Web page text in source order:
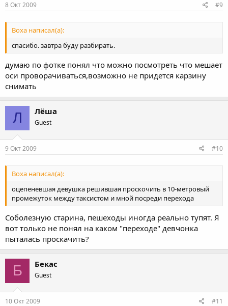
8 Окт 2009 #9
Boxa написал(а):
спасибо. завтра буду разбирать.
думаю по фотке понял что можно посмотреть что мешает
оси проворачиваться,возможно не придется карзину
снимать
Л Лёша
Guest
9 Окт 2009 #10
Boxa написал(а):
оцепеневшая девушка решившая проскочить в 10-метровый
промежуток между таксистом и мной посреди перехода
Соболезную старина, пешеходы иногда реально тупят. Я
вот только не понял на каком "переходе" девчонка
пыталась проскачить?
Б Бекас
Guest
10 Окт 2009 #11